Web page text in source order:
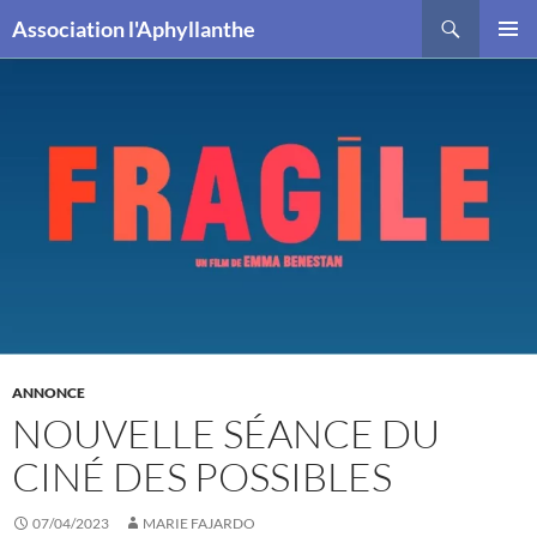
Association l'Aphyllanthe
ANNONCE
NOUVELLE SÉANCE DU
CINÉ DES POSSIBLES
07/04/2023 MARIE FAJARDO